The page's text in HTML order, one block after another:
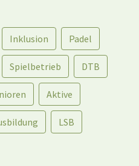
Inklusion Padel
Spielbetrieb DTB
Aktive
LSB